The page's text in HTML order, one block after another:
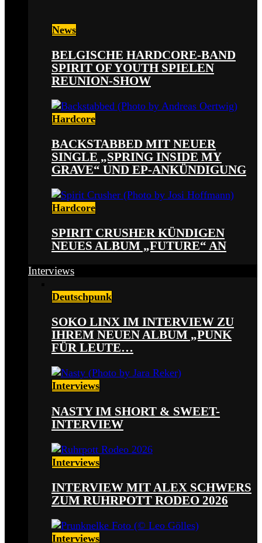
News
BELGISCHE HARDCORE-BAND
SPIRIT OF YOUTH SPIELEN
REUNION-SHOW
Hardcore
BACKSTABBED MIT NEUER
SINGLE „SPRING INSIDE MY
GRAVE“ UND EP-ANKÜNDIGUNG
Hardcore
SPIRIT CRUSHER KÜNDIGEN
NEUES ALBUM „FUTURE“ AN
Interviews
Deutschpunk
SOKO LINX IM INTERVIEW ZU
IHREM NEUEN ALBUM „PUNK
FÜR LEUTE…
Interviews
NASTY IM SHORT & SWEET-
INTERVIEW
Interviews
INTERVIEW MIT ALEX SCHWERS
ZUM RUHRPOTT RODEO 2026
Interviews